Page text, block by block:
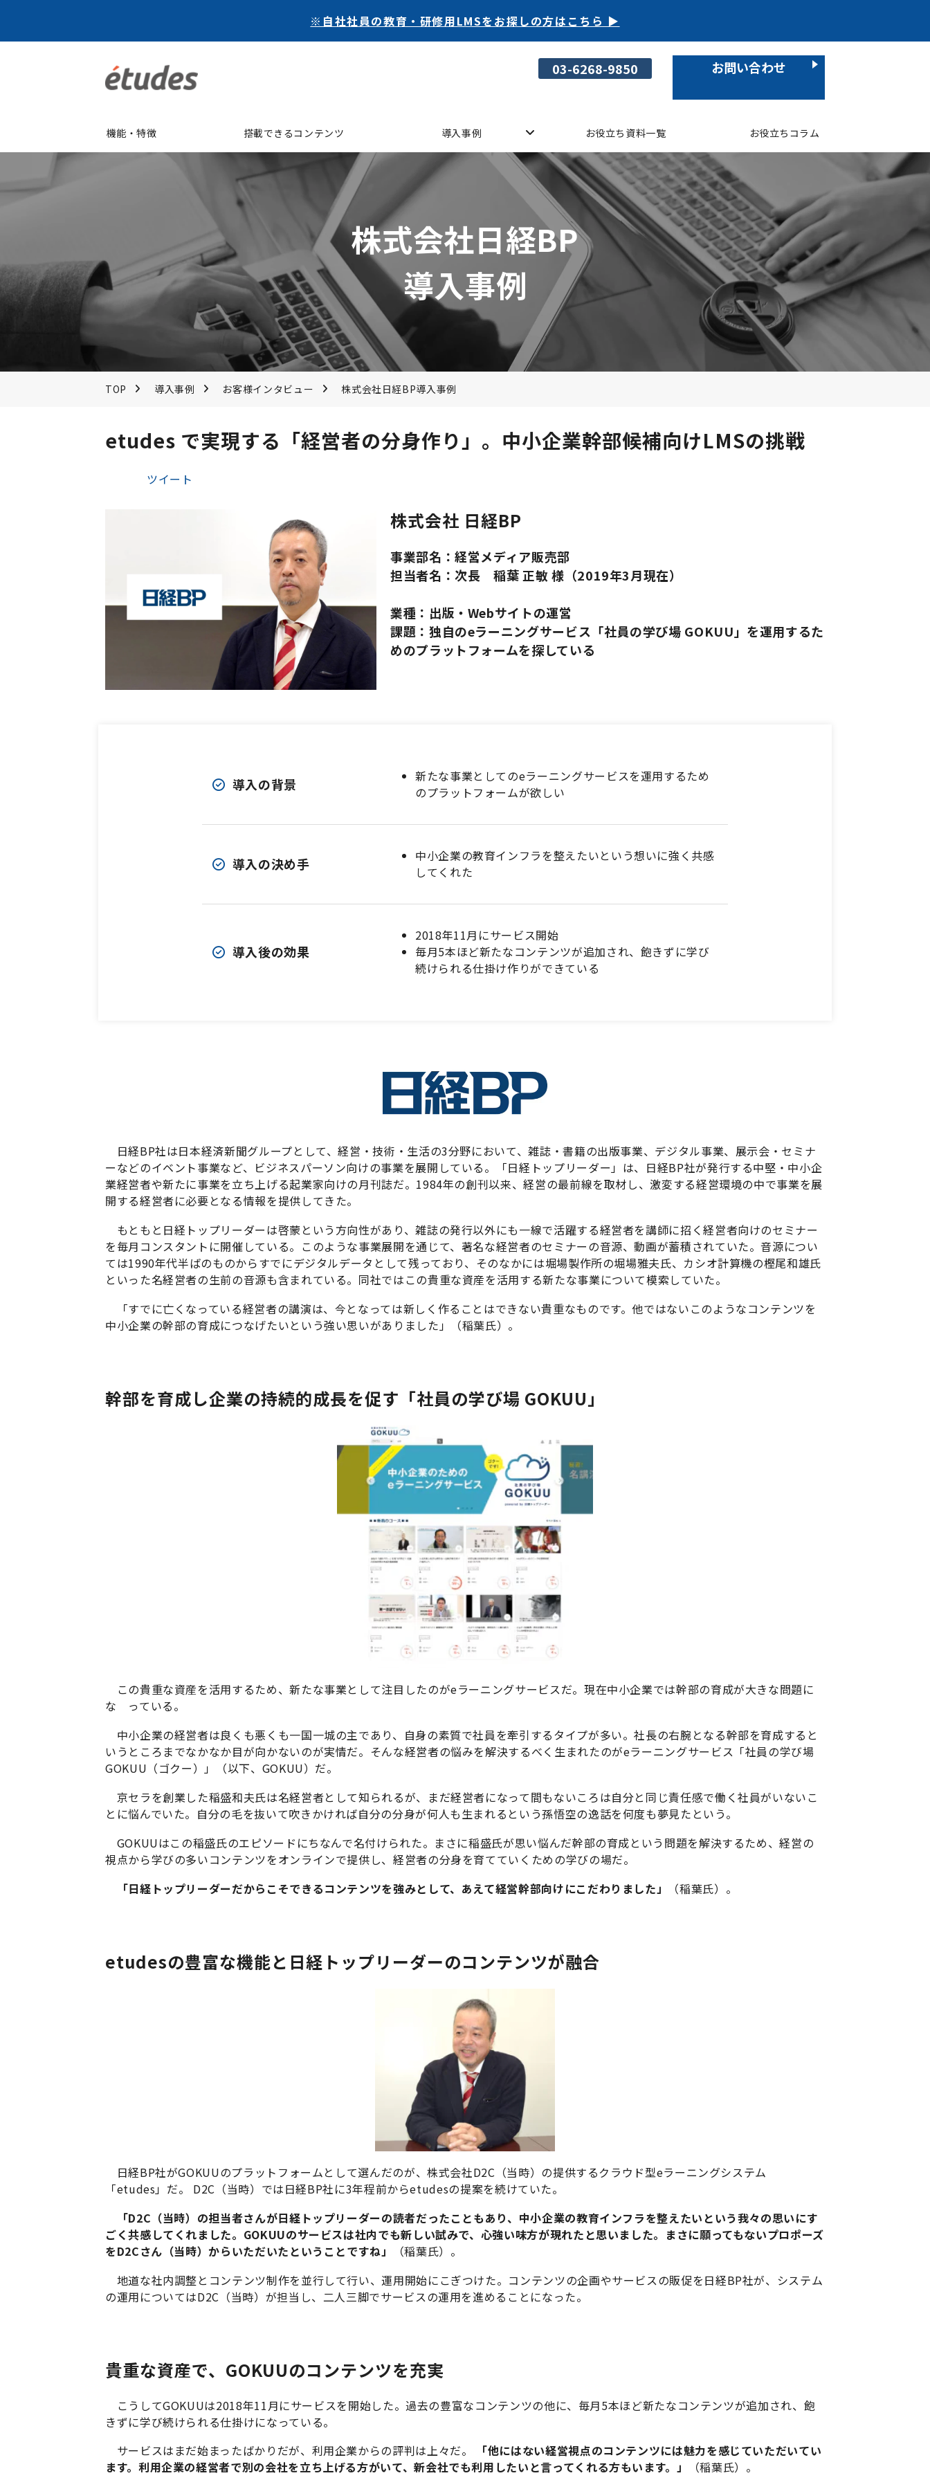
03-6268-9850
※自社社員の教育・研修用LMSをお探しの方はこちら ▶
お問い合わせ
機能・特徴 搭載できるコンテンツ 導入事例 お役立ち資料一覧 お役立ちコラム
株式会社日経BP
導入事例
TOP 導入事例 お客様インタビュー 株式会社日経BP導入事例
etudes で実現する「経営者の分身作り」。中小企業幹部候補向けLMSの挑戦
ツイート
株式会社 日経BP
事業部名：経営メディア販売部
担当者名：次長 稲葉 正敏 様（2019年3月現在）
業種：出版・Webサイトの運営
課題：独自のeラーニングサービス「社員の学び場 GOKUU」を運用するた
めのプラットフォームを探している
導入の背景
新たな事業としてのeラーニングサービスを運用するため
のプラットフォームが欲しい
導入の決め手
中小企業の教育インフラを整えたいという想いに強く共感
してくれた
導入後の効果
2018年11月にサービス開始
毎月5本ほど新たなコンテンツが追加され、飽きずに学び
続けられる仕掛け作りができている
日経BP社は日本経済新聞グループとして、経営・技術・生活の3分野において、雑誌・書籍の出版事業、デジタル事業、展示会・セミナ
ーなどのイベント事業など、ビジネスパーソン向けの事業を展開している。「日経トップリーダー」は、日経BP社が発行する中堅・中小企
業経営者や新たに事業を立ち上げる起業家向けの月刊誌だ。1984年の創刊以来、経営の最前線を取材し、激変する経営環境の中で事業を展
開する経営者に必要となる情報を提供してきた。
もともと日経トップリーダーは啓蒙という方向性があり、雑誌の発行以外にも一線で活躍する経営者を講師に招く経営者向けのセミナー
を毎月コンスタントに開催している。このような事業展開を通じて、著名な経営者のセミナーの音源、動画が蓄積されていた。音源につい
ては1990年代半ばのものからすでにデジタルデータとして残っており、そのなかには堀場製作所の堀場雅夫氏、カシオ計算機の樫尾和雄氏
といった名経営者の生前の音源も含まれている。同社ではこの貴重な資産を活用する新たな事業について模索していた。
「すでに亡くなっている経営者の講演は、今となっては新しく作ることはできない貴重なものです。他ではないこのようなコンテンツを
中小企業の幹部の育成につなげたいという強い思いがありました」（稲葉氏）。
幹部を育成し企業の持続的成長を促す「社員の学び場 GOKUU」
この貴重な資産を活用するため、新たな事業として注目したのがeラーニングサービスだ。現在中小企業では幹部の育成が大きな問題に
な っている。
中小企業の経営者は良くも悪くも一国一城の主であり、自身の素質で社員を牽引するタイプが多い。社長の右腕となる幹部を育成すると
いうところまでなかなか目が向かないのが実情だ。そんな経営者の悩みを解決するべく生まれたのがeラーニングサービス「社員の学び場
GOKUU（ゴクー）」（以下、GOKUU）だ。
京セラを創業した稲盛和夫氏は名経営者として知られるが、まだ経営者になって間もないころは自分と同じ責任感で働く社員がいないこ
とに悩んでいた。自分の毛を抜いて吹きかければ自分の分身が何人も生まれるという孫悟空の逸話を何度も夢見たという。
GOKUUはこの稲盛氏のエピソードにちなんで名付けられた。まさに稲盛氏が思い悩んだ幹部の育成という問題を解決するため、経営の
視点から学びの多いコンテンツをオンラインで提供し、経営者の分身を育てていくための学びの場だ。
「日経トップリーダーだからこそできるコンテンツを強みとして、あえて経営幹部向けにこだわりました」
（稲葉氏）。
etudesの豊富な機能と日経トップリーダーのコンテンツが融合
日経BP社がGOKUUのプラットフォームとして選んだのが、株式会社D2C（当時）の提供するクラウド型eラーニングシステム
「etudes」だ。 D2C（当時）では日経BP社に3年程前からetudesの提案を続けていた。
「D2C（当時）の担当者さんが日経トップリーダーの読者だったこともあり、中小企業の教育インフラを整えたいという我々の思いにす
ごく共感してくれました。GOKUUのサービスは社内でも新しい試みで、心強い味方が現れたと思いました。まさに願ってもないプロポーズ
をD2Cさん（当時）からいただいたということですね」
（稲葉氏）。
地道な社内調整とコンテンツ制作を並行して行い、運用開始にこぎつけた。コンテンツの企画やサービスの販促を日経BP社が、システム
の運用についてはD2C（当時）が担当し、二人三脚でサービスの運用を進めることになった。
貴重な資産で、GOKUUのコンテンツを充実
こうしてGOKUUは2018年11月にサービスを開始した。過去の豊富なコンテンツの他に、毎月5本ほど新たなコンテンツが追加され、飽
きずに学び続けられる仕掛けになっている。
サービスはまだ始まったばかりだが、利用企業からの評判は上々だ。
「他にはない経営視点のコンテンツには魅力を感じていただいてい
ます。利用企業の経営者で別の会社を立ち上げる方がいて、新会社でも利用したいと言ってくれる方もいます。」
（稲葉氏）。